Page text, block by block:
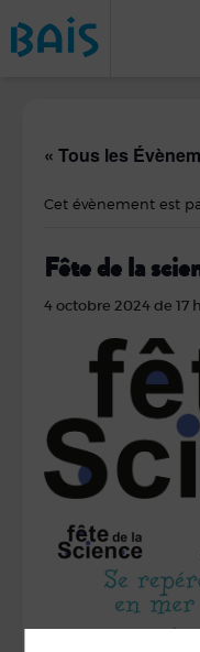
« Tous les
Cet évènement est
Fête de la
4 octobre 2024 de 17